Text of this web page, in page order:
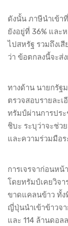
ดังนั้น ภาษีนำเข้
ยังอยู่ที่ 36% และ
ไปสหรัฐ รวมถึงเ
ว่า ข้อตกลงนี้จะส่
ทางด้าน นายกรัฐ
ตรวจสอบรายละ
ทรัมป์ผ่านการปร
ชิบะ ระบุว่าจะช่ว
และความร่วมมือร
การเจรจาก่อนห
โดยทรัมป์เคยวิจ
ขาดแคลนข้าว ทั้ง
ญี่ปุ่นนำเข้าข้าวจ
และ 114 ล้านดอล